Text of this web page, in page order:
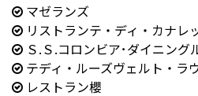
マゼランズ
リストランテ・ディ・カナレ
Ｓ.Ｓ.コロンビア･ダイニング
テディ・ルーズヴェルト・ラ
レストラン櫻